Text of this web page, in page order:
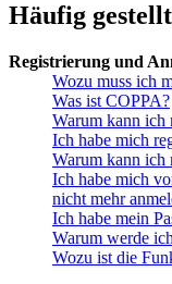
Häufig
Registrierung und
Wozu muss ich
Was ist COPPA?
Warum kann ich
Ich habe mich
Warum kann ich
Ich habe mich
nicht mehr
Ich habe mein
Warum werde
Wozu ist die